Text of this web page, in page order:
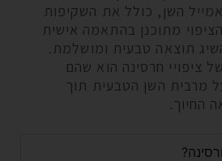
השן, כולל את השקיפות
מתוכנן בהתאמה אישית
תוצאה טבעית ומושלמת.
ציפויי חרסינה הוא שהם
מרבית השן הטבעית תוך
החיוך.